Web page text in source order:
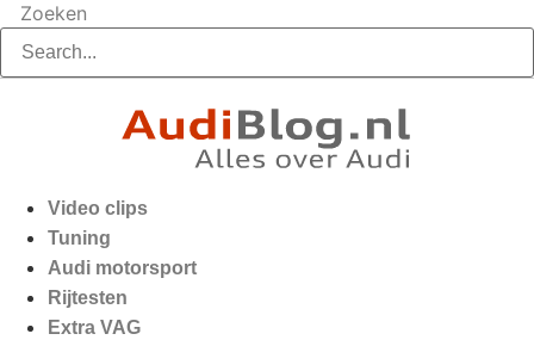
Zoeken
Video clips
Tuning
Audi motorsport
Rijtesten
Extra VAG